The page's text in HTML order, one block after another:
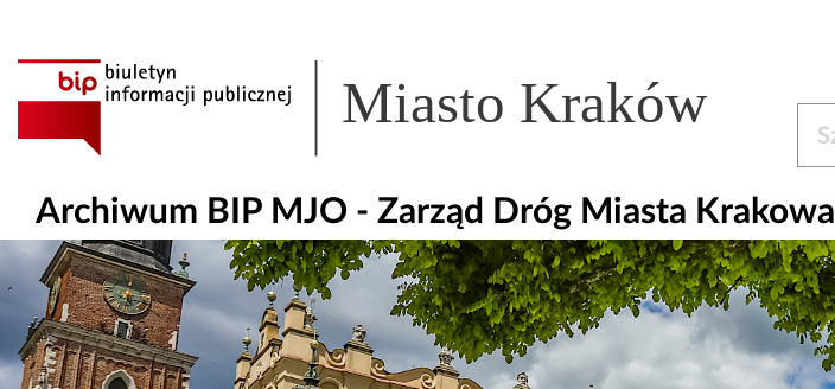
Miasto Kraków
Archiwum BIP MJO - Zarząd Dróg Miasta Krakowa